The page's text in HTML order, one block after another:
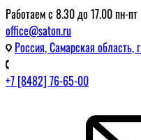
Работаем с 8.30 до 17.00 пн-пт
office@saton.ru
Россия, Самарская область,
+7 [8482] 76-65-00